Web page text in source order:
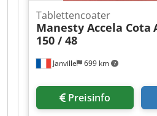
Janville 699 km
Tablettencoater
Manesty Accela Cota
150 / 48
Preisinfo